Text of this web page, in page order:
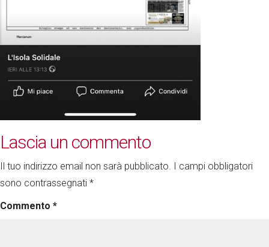
Lascia un commento
Il tuo indirizzo email non sarà pubblicato. I campi obbligatori
sono contrassegnati *
Commento *